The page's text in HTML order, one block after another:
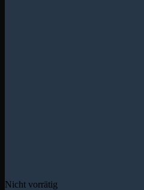
Nicht vorrätig